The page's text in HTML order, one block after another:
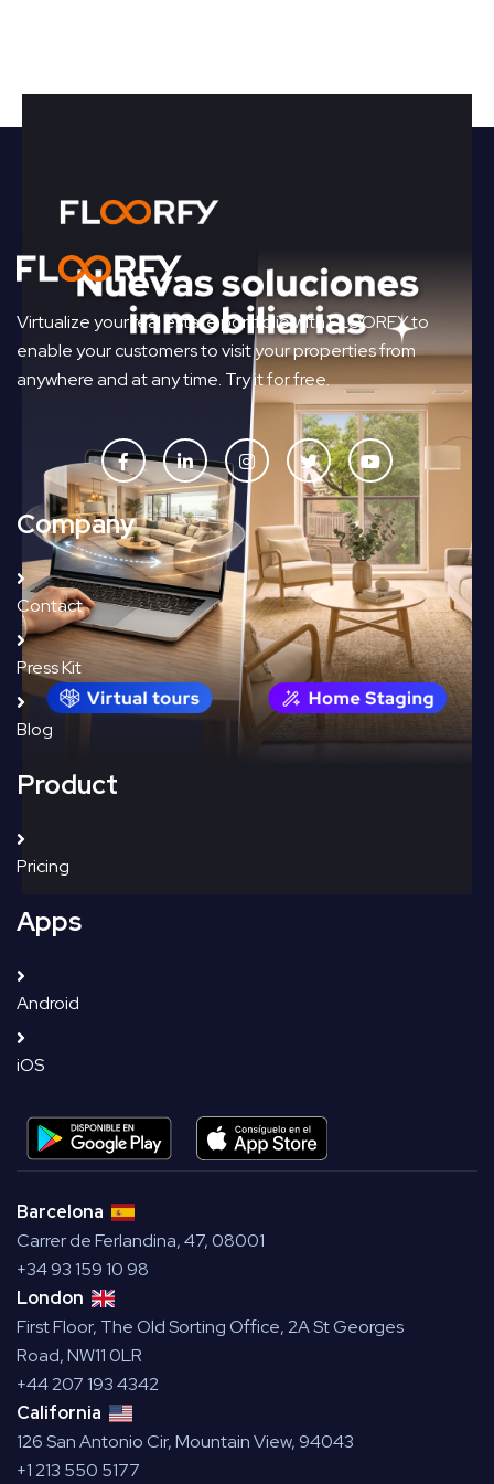
Virtualize your real estate portfolio with FLOORFY to
enable your customers to visit your properties from
anywhere and at any time. Try it for free.
Company
Contact
Press Kit
Blog
Product
Pricing
Apps
Android
iOS
Barcelona
Carrer de Ferlandina, 47, 08001
+34 93 159 10 98
London
First Floor, The Old Sorting Office, 2A St Georges
Road, NW11 0LR
+44 207 193 4342
California
126 San Antonio Cir, Mountain View, 94043
+1 213 550 5177